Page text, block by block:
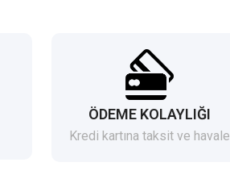
ÖDEME KOLAYLIĞI
Kredi kartına taksit ve havale